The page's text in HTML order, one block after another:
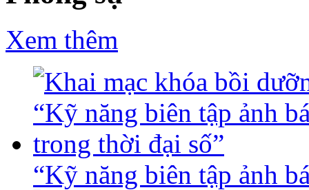
Xem thêm
“Kỹ năng biên tập ảnh